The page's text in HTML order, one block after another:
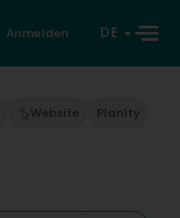
Anmelden DE
Website Planity